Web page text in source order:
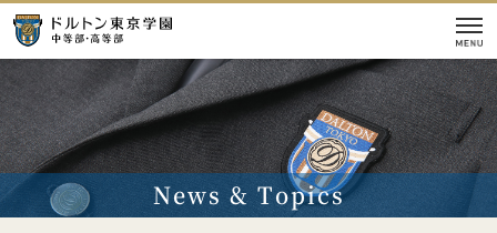
学校紹介
本校の教育 News & Topics